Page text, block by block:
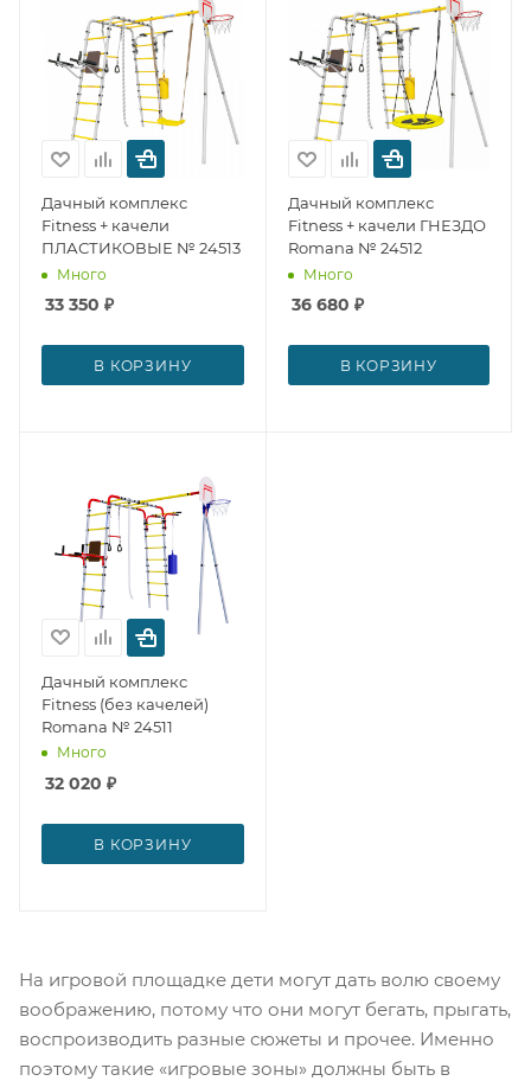
Дачный комплекс
Fitness + качели
ПЛАСТИКОВЫЕ № 24513
Много
33 350 ₽
В КОРЗИНУ
Дачный комплекс
Fitness + качели ГНЕЗДО
Romana № 24512
Много
36 680 ₽
В КОРЗИНУ
Дачный комплекс
Fitness (без качелей)
Romana № 24511
Много
32 020 ₽
В КОРЗИНУ
На игровой площадке дети могут дать волю своему
воображению, потому что они могут бегать, прыгать,
воспроизводить разные сюжеты и прочее. Именно
поэтому такие «игровые зоны» должны быть в